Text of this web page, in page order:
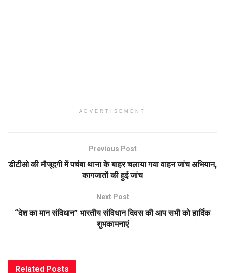
ADVERTISEMENT
Previous Post
डीटीओ की मौजूदगी में पचंबा थाना के बाहर चलाया गया वाहन जांच अभियान,
कागजातों की हुई जांच
Next Post
“देश का मान संविधान” भारतीय संविधान दिवस की आप सभी को हार्दिक
शुभकामनाएं
Related Posts